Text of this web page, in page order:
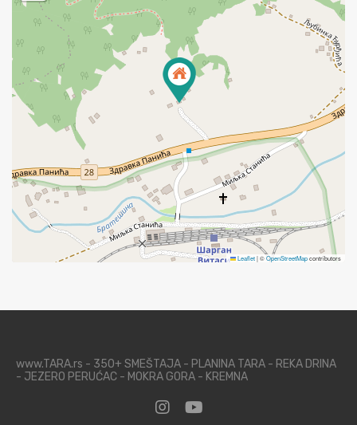
Leaflet|©OpenStreetMapcontributors
www.TARA.rs - 350+ SMEŠTAJA - PLANINA TARA - REKA DRINA
- JEZERO PERUĆAC - MOKRA GORA - KREMNA